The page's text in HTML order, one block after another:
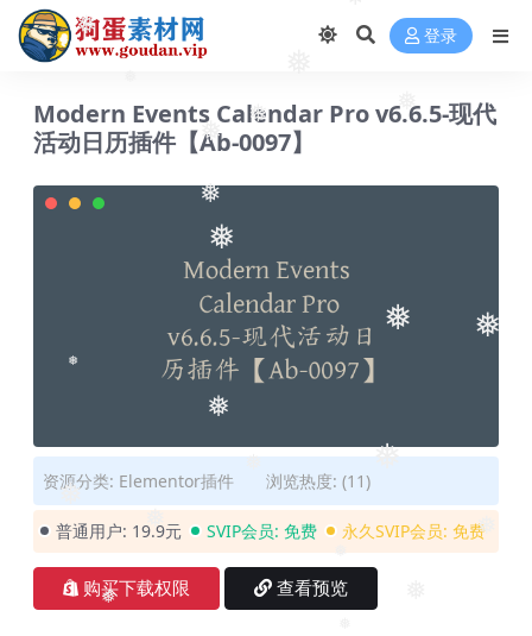
❅
❅
❅ ❅
❅
❅
❅
❅
❅
❅
❅ ❅
❅
❅ ❅
登录
Modern Events Calendar Pro v6.6.5-现代
活动日历插件【Ab-0097】
资源分类: Elementor插件 浏览热度: (11)
普通用户: 19.9元 SVIP会员: 免费 永久SVIP会员: 免费
购买下载权限 查看预览